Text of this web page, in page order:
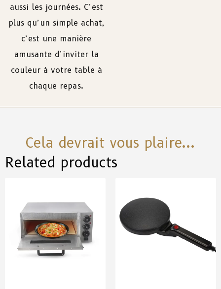
aussi les journées. C’est
plus qu’un simple achat,
c’est une manière
amusante d’inviter la
couleur à votre table à
chaque repas.
Cela devrait vous plaire...
Related products